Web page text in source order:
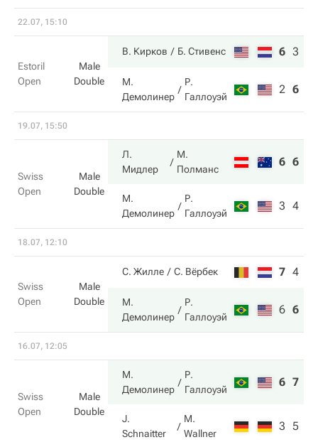
22.07, 15:10
Estoril
Open
Male
Double
В. Кирков Б. Стивенс 6 3
М.
Демолинер
Р.
Галлоуэй
2 6
19.07, 15:50
Swiss
Open
Male
Double
Л.
Мидлер
М.
Полманс
6 6
М.
Демолинер
Р.
Галлоуэй
3 4
18.07, 12:10
Swiss
Open
Male
Double
С. Жилле С. Вёрбек 7 4
М.
Демолинер
Р.
Галлоуэй
6 6
16.07, 12:05
Swiss
Open
Male
Double
М.
Демолинер
Р.
Галлоуэй
6 7
J.
Schnaitter
M.
Wallner
3 5